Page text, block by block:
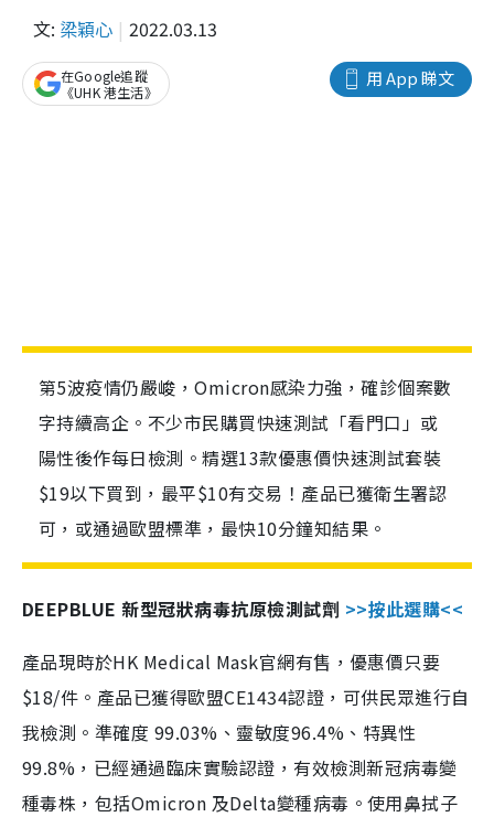
文: 梁穎心 2022.03.13
用 App 睇文
在Google追蹤
《UHK 港生活》
第5波疫情仍嚴峻，Omicron感染力強，確診個案數
字持續高企。不少市民購買快速測試「看門口」或
陽性後作每日檢測。精選13款優惠價快速測試套裝
$19以下買到，最平$10有交易！產品已獲衛生署認
可，或通過歐盟標準，最快10分鐘知結果。
DEEPBLUE 新型冠狀病毒抗原檢測試劑 >>按此選購<<
產品現時於HK Medical Mask官網有售，優惠價只要
$18/件。產品已獲得歐盟CE1434認證，可供民眾進行自
我檢測。準確度 99.03%、靈敏度96.4%、特異性
99.8%，已經通過臨床實驗認證，有效檢測新冠病毒變
種毒株，包括Omicron 及Delta變種病毒。使用鼻拭子